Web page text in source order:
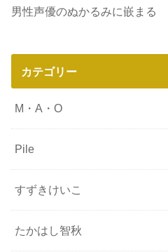
男性声優のぬかるみに嵌まる
カテゴリー
M・A・O
Pile
すずきけいこ
たかはし智秋